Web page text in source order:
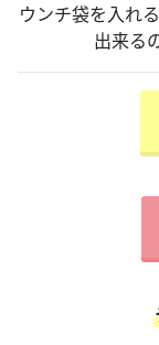
ウンチ袋を入れ
出来る